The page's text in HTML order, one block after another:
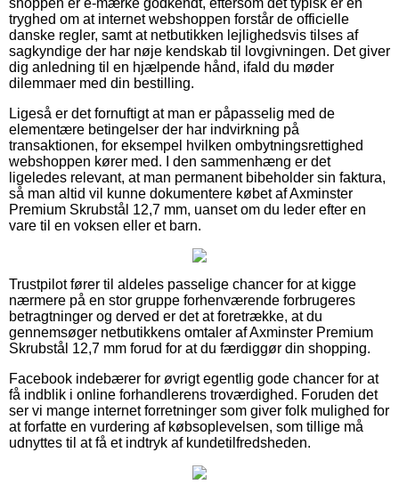
shoppen er e-mærke godkendt, eftersom det typisk er en
tryghed om at internet webshoppen forstår de officielle
danske regler, samt at netbutikken lejlighedsvis tilses af
sagkyndige der har nøje kendskab til lovgivningen. Det giver
dig anledning til en hjælpende hånd, ifald du møder
dilemmaer med din bestilling.
Ligeså er det fornuftigt at man er påpasselig med de
elementære betingelser der har indvirkning på
transaktionen, for eksempel hvilken ombytningsrettighed
webshoppen kører med. I den sammenhæng er det
ligeledes relevant, at man permanent bibeholder sin faktura,
så man altid vil kunne dokumentere købet af Axminster
Premium Skrubstål 12,7 mm, uanset om du leder efter en
vare til en voksen eller et barn.
Trustpilot fører til aldeles passelige chancer for at kigge
nærmere på en stor gruppe forhenværende forbrugeres
betragtninger og derved er det at foretrække, at du
gennemsøger netbutikkens omtaler af Axminster Premium
Skrubstål 12,7 mm forud for at du færdiggør din shopping.
Facebook indebærer for øvrigt egentlig gode chancer for at
få indblik i online forhandlerens troværdighed. Foruden det
ser vi mange internet forretninger som giver folk mulighed for
at forfatte en vurdering af købsoplevelsen, som tillige må
udnyttes til at få et indtryk af kundetilfredsheden.